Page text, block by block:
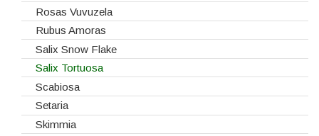
Rosas Vuvuzela
Rubus Amoras
Salix Snow Flake
Salix Tortuosa
Scabiosa
Setaria
Skimmia